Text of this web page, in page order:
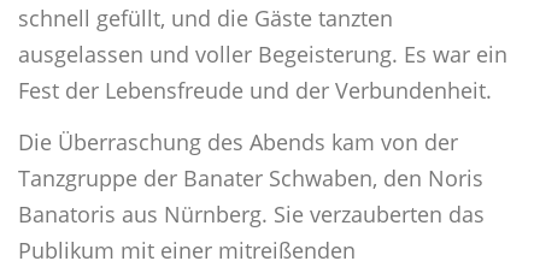
schnell gefüllt, und die Gäste tanzten
ausgelassen und voller Begeisterung. Es war ein
Fest der Lebensfreude und der Verbundenheit.
Die Überraschung des Abends kam von der
Tanzgruppe der Banater Schwaben, den Noris
Banatoris aus Nürnberg. Sie verzauberten das
Publikum mit einer mitreißenden